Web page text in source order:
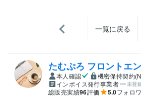
一覧に戻る
たむぷろ フロントエ
本人確認
機密保持契約
インボイス発行事業者
未登
総販売実績96評価 5.0フォロ